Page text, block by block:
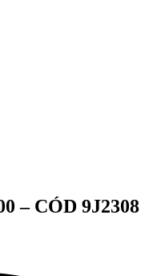
– CÓD 9J2308